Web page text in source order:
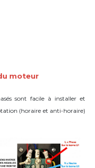
moteur
sont facile à installer et
(horaire et anti-horaire)